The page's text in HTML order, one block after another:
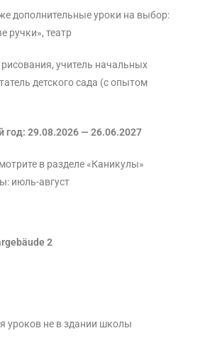
дополнительные уроки на выбор:
ручки», театр
рисования, учитель начальных
детского сада (с опытом
год: 29.08.2026 — 26.06.2027
в разделе «Каникулы»
июль-август
2
уроков не в здании школы